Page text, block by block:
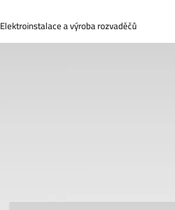
Elektroinstalace a výroba rozvaděčů